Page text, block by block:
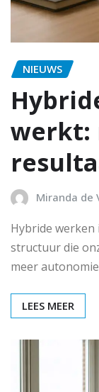
NIEUWS
werkt:
Miranda de
Hybride werken
structuur die
meer
LEES MEER